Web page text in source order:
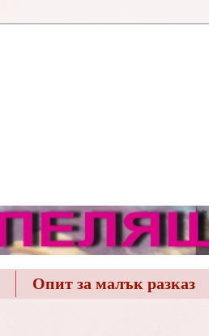
Опит за малък разказ